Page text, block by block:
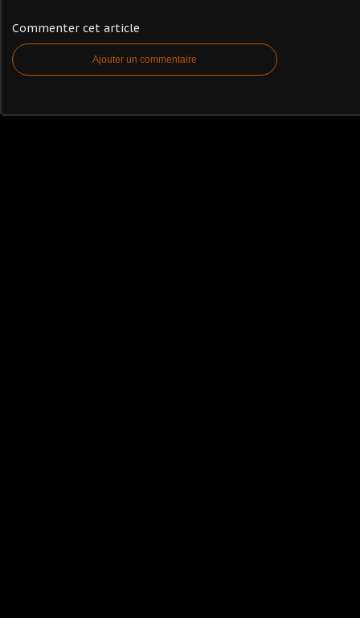
Commenter cet article
Ajouter un commentaire